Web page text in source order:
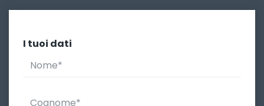
I tuoi dati